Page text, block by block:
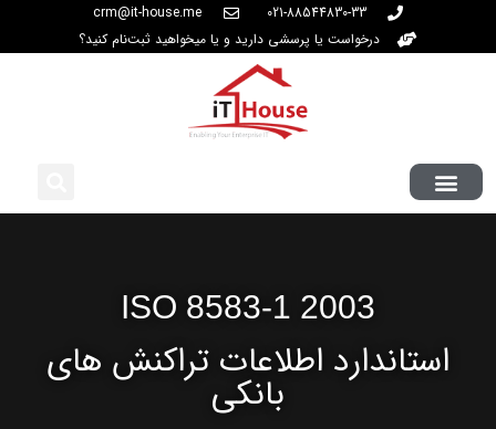
021-88544830-33
crm@it-house.me
درخواست یا پرسشی دارید و یا میخواهید ثبت‌نام کنید؟
ISO 8583-1 2003
استاندارد اطلاعات تراکنش های
بانکی